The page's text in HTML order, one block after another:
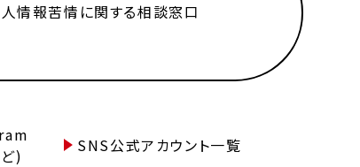
情報苦情に関する相談窓口
)
SNS公式アカウント一覧